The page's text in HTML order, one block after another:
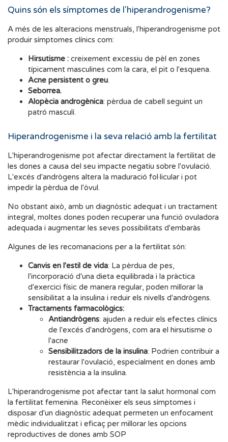
Quins són els símptomes de l'hiperandrogenisme?
A més de les alteracions menstruals, l'hiperandrogenisme pot
produir símptomes clínics com:
Hirsutisme : creixement excessiu de pèl en zones
típicament masculines com la cara, el pit o l'esquena.
Acne persistent o greu.
Seborrea.
Alopècia androgènica: pèrdua de cabell seguint un
patró masculí.
Hiperandrogenisme i la seva relació amb la fertilitat
L'hiperandrogenisme pot afectar directament la fertilitat de
les dones a causa del seu impacte negatiu sobre l'ovulació.
L'excés d'andrògens altera la maduració fol·licular i pot
impedir la pèrdua de l'òvul.
No obstant això, amb un diagnòstic adequat i un tractament
integral, moltes dones poden recuperar una funció ovuladora
adequada i augmentar les seves possibilitats d'embaràs
Algunes de les recomanacions per a la fertilitat són:
Canvis en l'estil de vida: La pèrdua de pes,
l'incorporació d'una dieta equilibrada i la pràctica
d'exercici físic de manera regular, poden millorar la
sensibilitat a la insulina i reduir els nivells d'andrògens.
Tractaments farmacològics:
Antiandrògens: ajuden a reduir els efectes clínics
de l'excés d'andrògens, com ara el hirsutisme o
l'acne
Sensibilitzadors de la insulina: Podrien contribuir a
restaurar l'ovulació, especialment en dones amb
resistència a la insulina.
L'hiperandrogenisme pot afectar tant la salut hormonal com
la fertilitat femenina. Reconèixer els seus símptomes i
disposar d'un diagnòstic adequat permeten un enfocament
mèdic individualitzat i eficaç per millorar les opcions
reproductives de dones amb SOP